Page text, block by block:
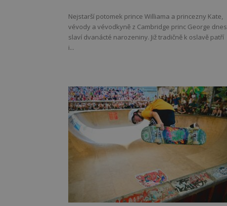
Nejstarší potomek prince Williama a princezny Kate,
vévody a vévodkyně z Cambridge princ George dnes
slaví dvanácté narozeniny. Již tradičně k oslavě patří
i...